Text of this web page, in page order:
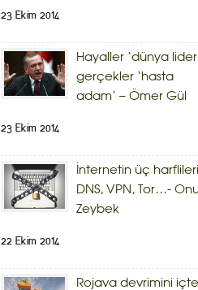
23 Ekim 2014
Hayaller ‘dünya
gerçekler ‘hasta
adam’ – Ömer Gül
23 Ekim 2014
İnternetin üç
DNS, VPN, Tor…-
Zeybek
22 Ekim 2014
Rojava devrimini